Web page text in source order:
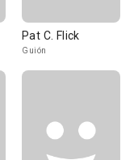
Pat C. Flick
Guión